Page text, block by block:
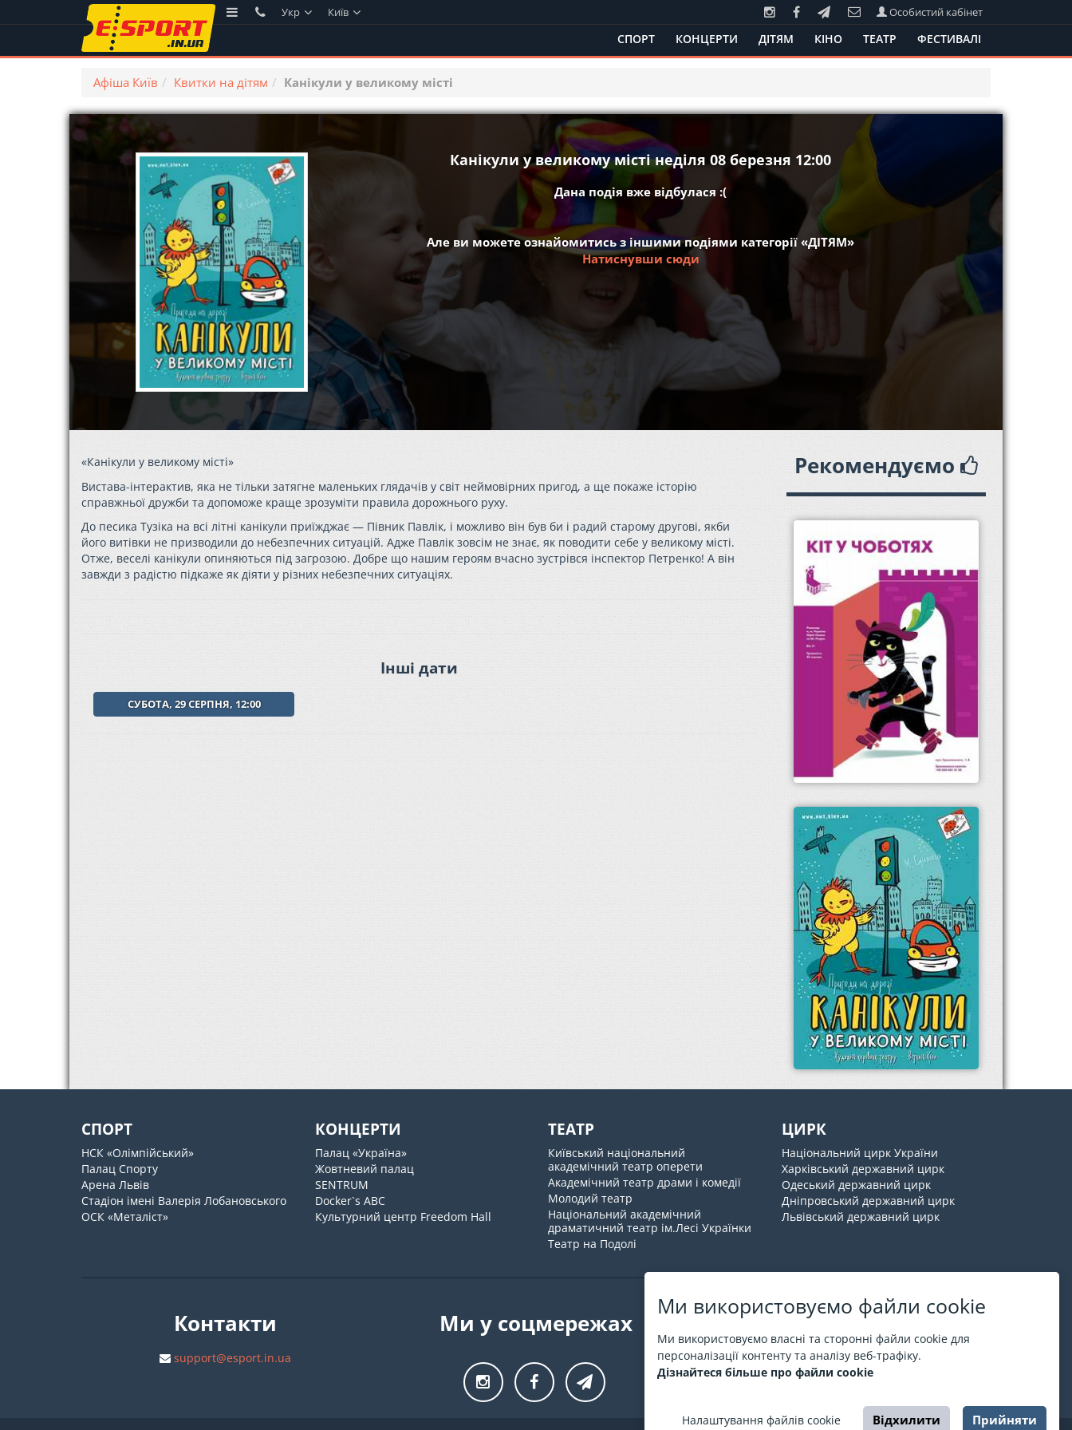
Ми використовуємо файли cookie
Ми використовуємо власні та сторонні файли cookie для
персоналізації контенту та аналізу веб-трафіку.
Дізнайтеся більше про файли cookie
Налаштування файлів cookie Відхилити Прийняти
Укр Київ Особистий кабінет
СПОРТ КОНЦЕРТИ ДІТЯМ КІНО ТЕАТР ФЕСТИВАЛІ
Афіша Київ Квитки на дітям Канікули у великому місті
Канікули у великому місті неділя 08 березня 12:00
Дана подія вже відбулася :(
Але ви можете ознайомитись з іншими подіями категорії «ДІТЯМ»
Натиснувши сюди
«Канікули у великому місті»
Вистава-інтерактив, яка не тільки затягне маленьких глядачів у світ неймовірних пригод, а ще покаже історію
справжньої дружби та допоможе краще зрозуміти правила дорожнього руху.
До песика Тузіка на всі літні канікули приїжджає — Півник Павлік, і можливо він був би і радий старому другові, якби
його витівки не призводили до небезпечних ситуацій. Адже Павлік зовсім не знає, як поводити себе у великому місті.
Отже, веселі канікули опиняються під загрозою. Добре що нашим героям вчасно зустрівся інспектор Петренко! А він
завжди з радістю підкаже як діяти у різних небезпечних ситуаціях.
Інші дати
СУБОТА, 29 СЕРПНЯ, 12:00
Рекомендуємо
СПОРТ
НСК «Олімпійський»
Палац Спорту
Арена Львів
Стадіон імені Валерія Лобановського
ОСК «Металіст»
КОНЦЕРТИ
Палац «Україна»
Жовтневий палац
SENTRUM
Docker`s ABC
Культурний центр Freedom Hall
ТЕАТР
Київський національний
академічний театр оперети
Академічний театр драми і комедії
Молодий театр
Національний академічний
драматичний театр ім.Лесі Українки
Театр на Подолі
ЦИРК
Національний цирк України
Харківський державний цирк
Одеський державний цирк
Дніпровський державний цирк
Львівський державний цирк
Контакти
support@esport.in.ua
Ми у соцмережах Про ESPORT.in.ua
На ESPORT.in.ua представлена афіша Києва та
інших міст України. Всі квитки продаються